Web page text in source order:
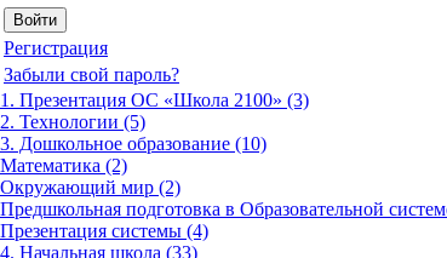
Регистрация
Забыли свой пароль?
1. Презентация ОС «Школа 2100» (3)
2. Технологии (5)
3. Дошкольное образование (10)
Математика (2)
Окружающий мир (2)
Предшкольная подготовка в Образовательной
Презентация системы (4)
4. Начальная школа (33)